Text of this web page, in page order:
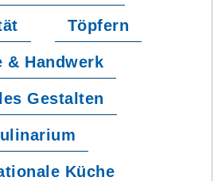
Töpfern
& Handwerk
Gestalten
Küche